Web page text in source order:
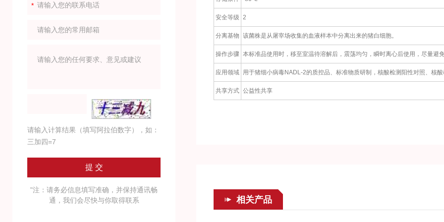
安全等级 2
分离基物 该菌株是从屠宰场收集的血液样本中分离出来的猪白细胞。
操作步骤 本标准品使用时，移至室温待溶解后，震荡均匀，瞬时离心后使用，尽量避免
应用领域 用于猪细小病毒NADL-2的质控品、标准物质研制，核酸检测阳性对照、核酸
共享方式 公益性共享
相关产品
请输入计算结果（填写阿拉伯数字），如：
三加四=7
"注：请务必信息填写准确，并保持通讯畅
通，我们会尽快与你取得联系